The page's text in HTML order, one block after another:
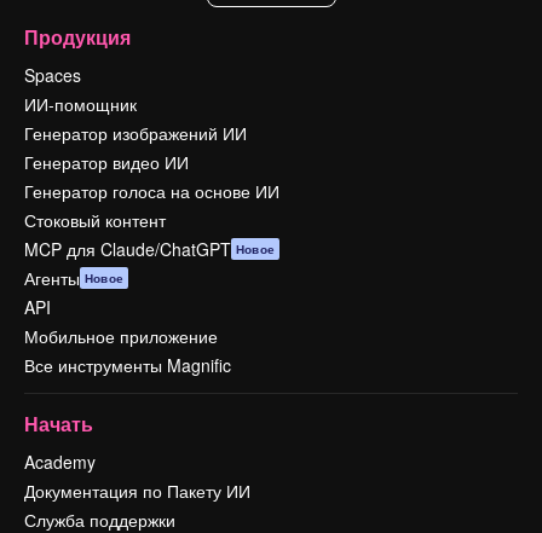
Продукция
Spaces
ИИ-помощник
Генератор изображений ИИ
Генератор видео ИИ
Генератор голоса на основе ИИ
Стоковый контент
MCP для Claude/ChatGPT Новое
Агенты Новое
API
Мобильное приложение
Все инструменты Magnific
Начать
Academy
Документация по Пакету ИИ
Служба поддержки